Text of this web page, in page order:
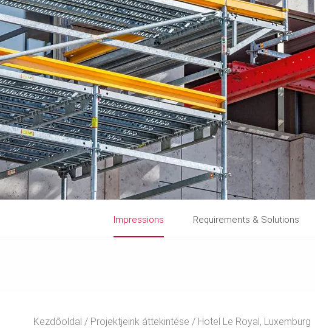
Impressions Requirements & Solutions
Kezdőoldal Projektjeink áttekintése Hotel Le Royal, Luxemburg